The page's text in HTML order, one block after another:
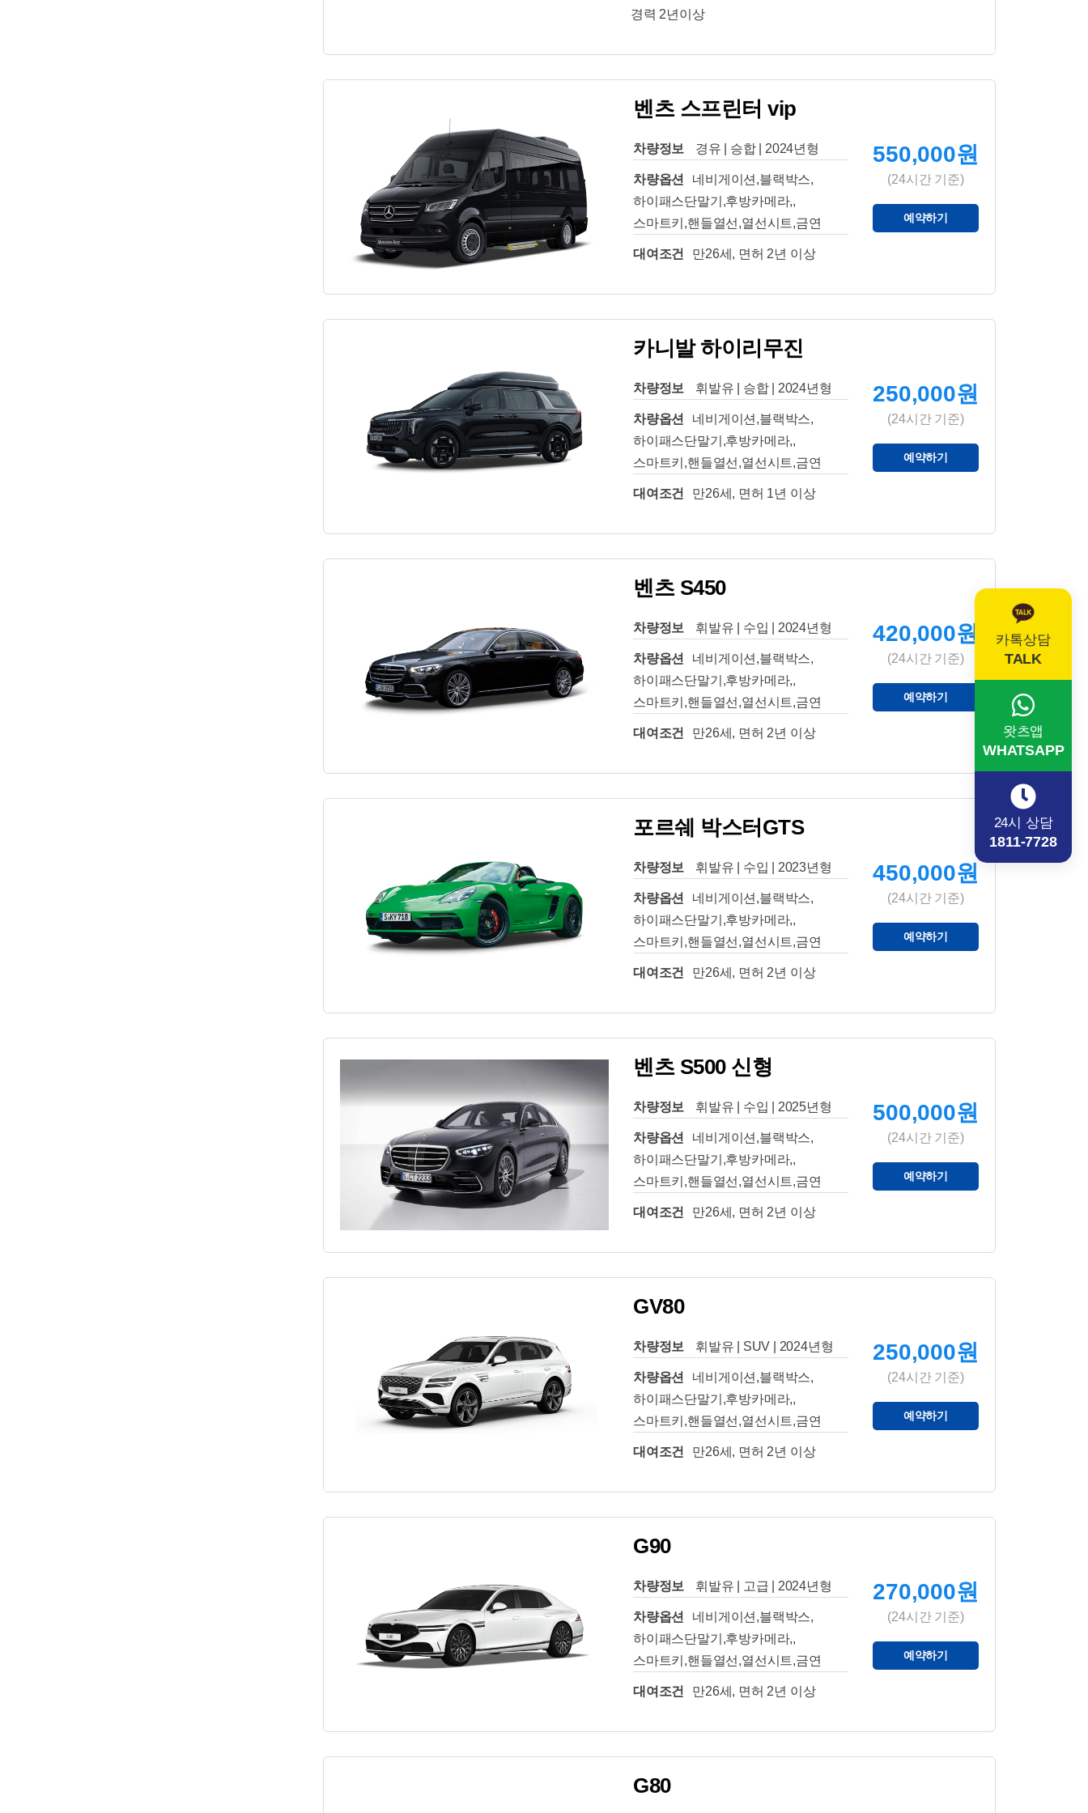
경력 2년이상
벤츠 스프린터 vip
차량정보 경유 | 승합 | 2024년형
차량옵션
네비게이션,블랙박스,
하이패스단말기,후방카메라,,
스마트키,핸들열선,열선시트,금연
대여조건 만26세, 면허 2년 이상
550,000원
(24시간 기준)
예약하기
카니발 하이리무진
차량정보 휘발유 | 승합 | 2024년형
차량옵션
네비게이션,블랙박스,
하이패스단말기,후방카메라,,
스마트키,핸들열선,열선시트,금연
대여조건 만26세, 면허 1년 이상
250,000원
(24시간 기준)
예약하기
벤츠 S450
차량정보 휘발유 | 수입 | 2024년형
차량옵션
네비게이션,블랙박스,
하이패스단말기,후방카메라,,
스마트키,핸들열선,열선시트,금연
대여조건 만26세, 면허 2년 이상
420,000원
(24시간 기준)
예약하기
포르쉐 박스터GTS
차량정보 휘발유 | 수입 | 2023년형
차량옵션
네비게이션,블랙박스,
하이패스단말기,후방카메라,,
스마트키,핸들열선,열선시트,금연
대여조건 만26세, 면허 2년 이상
450,000원
(24시간 기준)
예약하기
벤츠 S500 신형
차량정보 휘발유 | 수입 | 2025년형
차량옵션
네비게이션,블랙박스,
하이패스단말기,후방카메라,,
스마트키,핸들열선,열선시트,금연
대여조건 만26세, 면허 2년 이상
500,000원
(24시간 기준)
예약하기
GV80
차량정보 휘발유 | SUV | 2024년형
차량옵션
네비게이션,블랙박스,
하이패스단말기,후방카메라,,
스마트키,핸들열선,열선시트,금연
대여조건 만26세, 면허 2년 이상
250,000원
(24시간 기준)
예약하기
G90
차량정보 휘발유 | 고급 | 2024년형
차량옵션
네비게이션,블랙박스,
하이패스단말기,후방카메라,,
스마트키,핸들열선,열선시트,금연
대여조건 만26세, 면허 2년 이상
270,000원
(24시간 기준)
예약하기
G80
카톡상담
TALK
왓츠앱
WHATSAPP
24시 상담
1811-7728